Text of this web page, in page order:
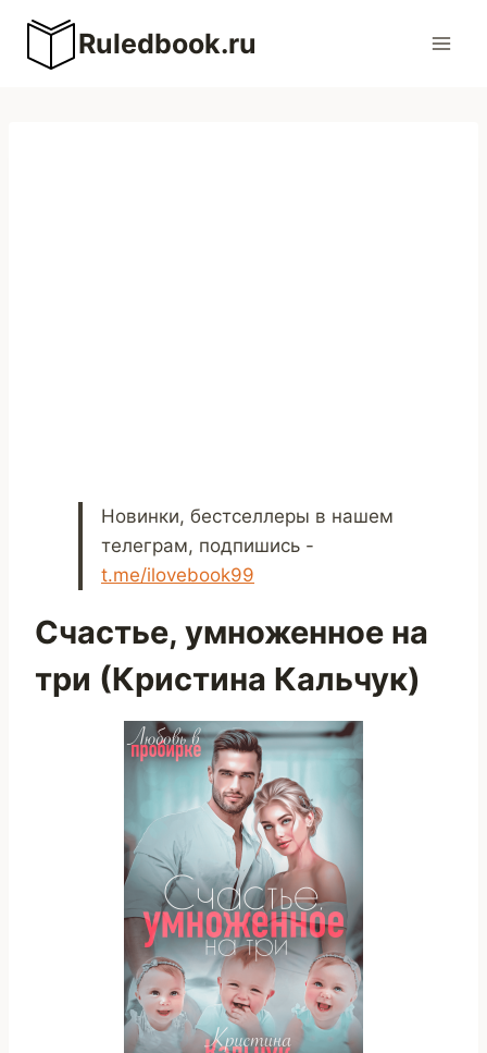
Перейти
содержимому
Ruledbook.ru
Новинки, бестселлеры в нашем
телеграм, подпишись -
t.me/ilovebook99
Счастье, умноженное на
три (Кристина Кальчук)